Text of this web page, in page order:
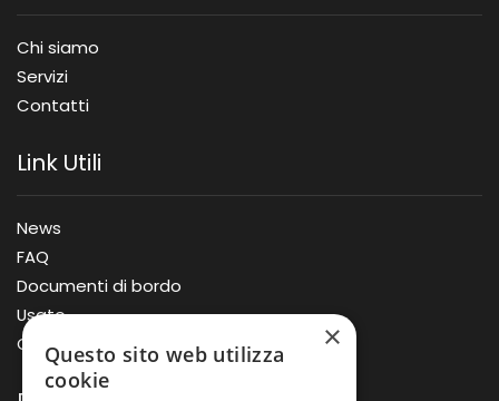
Chi siamo
Servizi
Contatti
Link Utili
News
FAQ
Documenti di bordo
Usato
Offerte
×
Questo sito web utilizza
cookie